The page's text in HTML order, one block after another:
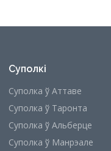
Суполкі
Суполка ў Аттаве
Суполка ў Таронта
Суполка ў Альберце
Суполка ў Манрэале